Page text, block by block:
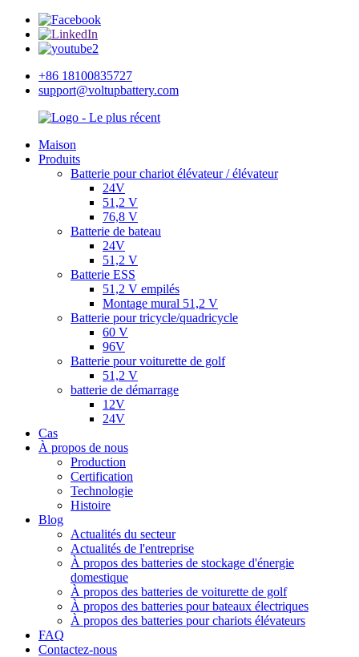
+86 18100835727
support@voltupbattery.com
Maison
Produits
Batterie pour chariot élévateur / élévateur
24V
51,2 V
76,8 V
Batterie de bateau
24V
51,2 V
Batterie ESS
51,2 V empilés
Montage mural 51,2 V
Batterie pour tricycle/quadricycle
60 V
96V
Batterie pour voiturette de golf
51,2 V
batterie de démarrage
12V
24V
Cas
À propos de nous
Production
Certification
Technologie
Histoire
Blog
Actualités du secteur
Actualités de l'entreprise
À propos des batteries de stockage d'énergie
domestique
À propos des batteries de voiturette de golf
À propos des batteries pour bateaux électriques
À propos des batteries pour chariots élévateurs
FAQ
Contactez-nous